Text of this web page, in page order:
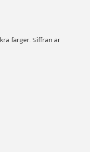
färger. Siffran är